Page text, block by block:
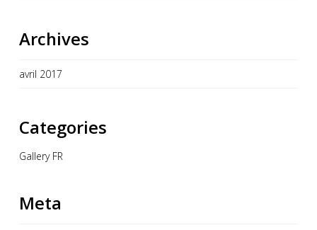
Archives
avril 2017
Categories
Gallery FR
Meta